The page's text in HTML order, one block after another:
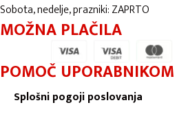
Sobota, nedelje, prazniki: ZAPRTO
MOŽNA PLAČILA
POMOČ UPORABNIKOM
Splošni pogoji poslovanja